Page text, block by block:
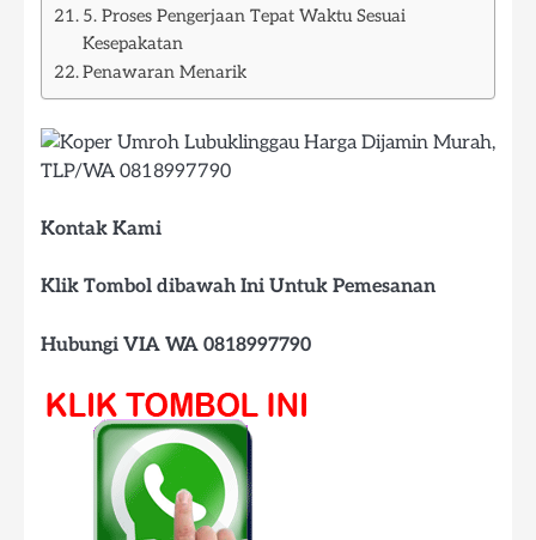
5. Proses Pengerjaan Tepat Waktu Sesuai
Kesepakatan
Penawaran Menarik
Kontak Kami
Klik Tombol dibawah Ini Untuk Pemesanan
Hubungi VIA WA 0818997790